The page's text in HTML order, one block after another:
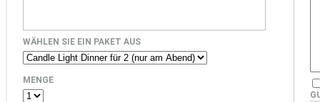
WÄHLEN SIE EIN PAKET AUS
MENGE